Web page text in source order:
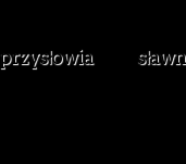
przysłowia